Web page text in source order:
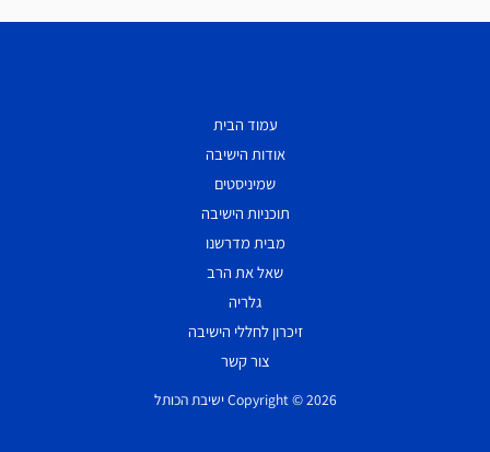
עמוד הבית
אודות הישיבה
שמיניסטים
תוכניות הישיבה
מבית מדרשנו
שאל את הרב
גלריה
זיכרון לחללי הישיבה
צור קשר
Copyright © 2026 ישיבת הכותל